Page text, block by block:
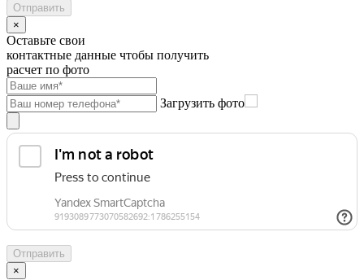
×
Оставьте свои
контактные данные чтобы получить
расчет по фото
Загрузить фото
×